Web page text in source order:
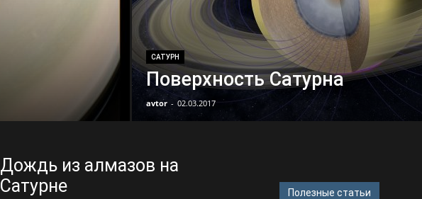
САТУРН
Поверхность Сатурна
avtor - 02.03.2017
Дождь из алмазов на
Сатурне
Полезные статьи